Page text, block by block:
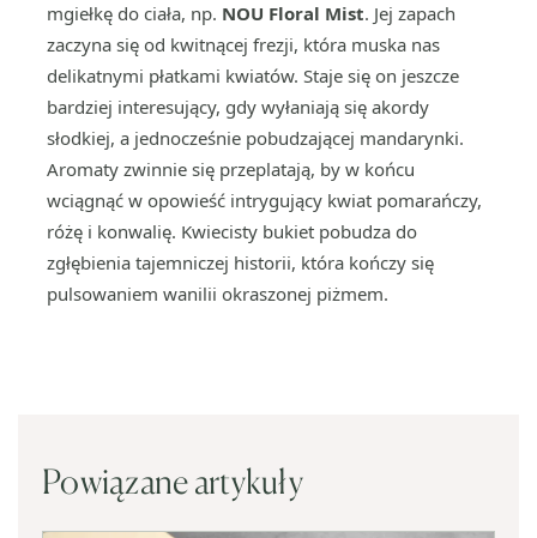
mgiełkę do ciała, np. NOU Floral Mist. Jej zapach
zaczyna się od kwitnącej frezji, która muska nas
delikatnymi płatkami kwiatów. Staje się on jeszcze
bardziej interesujący, gdy wyłaniają się akordy
słodkiej, a jednocześnie pobudzającej mandarynki.
Aromaty zwinnie się przeplatają, by w końcu
wciągnąć w opowieść intrygujący kwiat pomarańczy,
różę i konwalię. Kwiecisty bukiet pobudza do
zgłębienia tajemniczej historii, która kończy się
pulsowaniem wanilii okraszonej piżmem.
Powiązane artykuły